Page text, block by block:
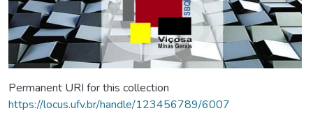
Permanent URI for this collection
https://locus.ufv.br/handle/123456789/6007